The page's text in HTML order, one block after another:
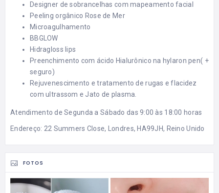
Designer de sobrancelhas com mapeamento facial
Peeling orgânico Rose de Mer
Microagulhamento
BBGLOW
Hidragloss lips
Preenchimento com ácido Hialurônico na hylaron pen( +
seguro)
Rejuvenescimento e tratamento de rugas e flacidez
com ultrassom e Jato de plasma.
Atendimento de Segunda a Sábado das 9:00 às 18:00 horas
Endereço: 22 Summers Close, Londres, HA99JH, Reino Unido
FOTOS